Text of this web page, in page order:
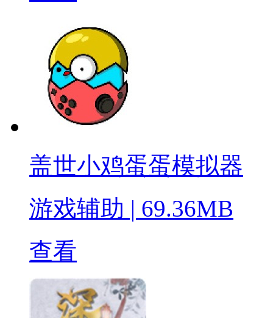
盖世小鸡蛋蛋模拟器
游戏辅助 | 69.36MB
查看